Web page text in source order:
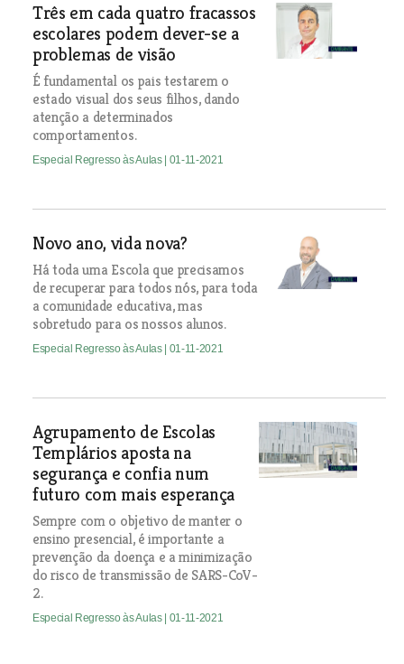
Três em cada quatro fracassos
escolares podem dever-se a
problemas de visão
É fundamental os pais testarem o
estado visual dos seus filhos, dando
atenção a determinados
comportamentos.
Especial Regresso às Aulas | 01-11-2021
Novo ano, vida nova?
Há toda uma Escola que precisamos
de recuperar para todos nós, para toda
a comunidade educativa, mas
sobretudo para os nossos alunos.
Especial Regresso às Aulas | 01-11-2021
Agrupamento de Escolas
Templários aposta na
segurança e confia num
futuro com mais esperança
Sempre com o objetivo de manter o
ensino presencial, é importante a
prevenção da doença e a minimização
do risco de transmissão de SARS-CoV-
2.
Especial Regresso às Aulas | 01-11-2021